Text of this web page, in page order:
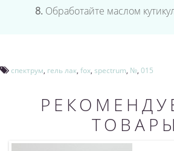
8. Обработайте маслом
спектрум, гель лак, fox, spectrum, №, 015
ТОВАРЫ